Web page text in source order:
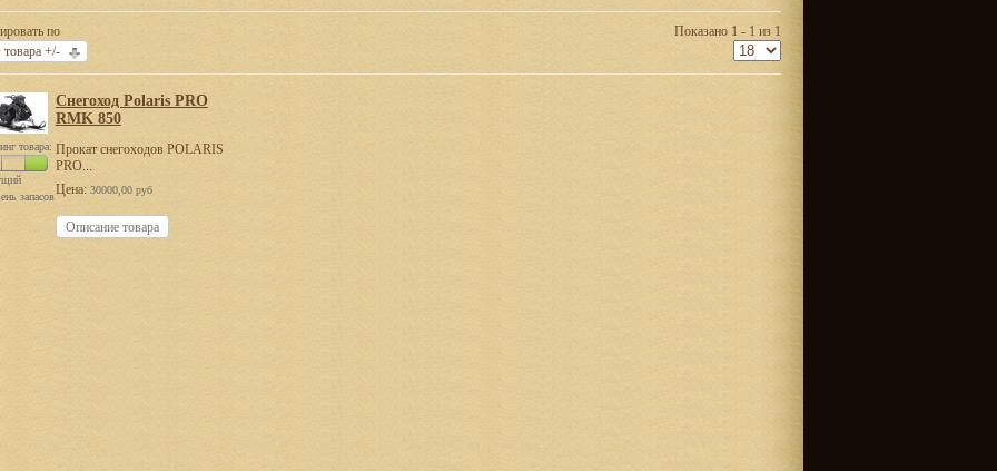
по
товара +/-
Показано 1 - 1 из 1
товара:
запасов
Снегоход Polaris PRO
RMK 850
Прокат снегоходов POLARIS
PRO...
Цена: 30000,00 руб
Описание товара